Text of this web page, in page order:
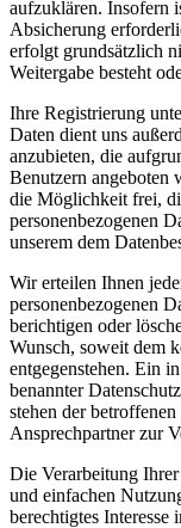
aufzuklären. Insofern
Absicherung
erfolgt grundsätzlich
Weitergabe besteht
Ihre Registrierung
Daten dient uns
anzubieten, die
Benutzern angeboten
die Möglichkeit frei,
personenbezogenen
unserem dem
Wir erteilen Ihnen
personenbezogenen
berichtigen oder
Wunsch, soweit dem
entgegenstehen. Ein
benannter
stehen der
Ansprechpartner zur
Die Verarbeitung
und einfachen
berechtigtes